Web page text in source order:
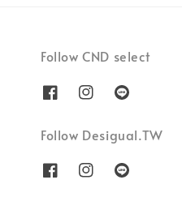
Follow CND select
Follow Desigual.TW